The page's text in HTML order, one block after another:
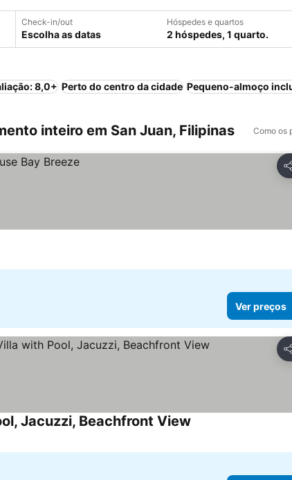
Check-in/out
Escolha as datas
Hóspedes e quartos
2 hóspedes, 1 quarto.
8,0+ Perto do centro da cidade Pequeno-almoço
inteiro em San Juan, Filipinas Como os
Ver preços
Jacuzzi, Beachfront View